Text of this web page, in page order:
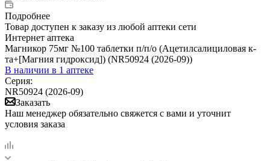
Подробнее
Товар доступен к заказу из любой аптеки сети
Интернет аптека
Магникор 75мг №100 таблетки п/п/о (Ацетилсалициловая к-
та+[Магния гидроксид]) (NR50924 (2026-09))
В наличии в 1 аптеке
Серия:
NR50924 (2026-09)
Заказать
Наш менеджер обязательно свяжется с вами и уточнит
условия заказа